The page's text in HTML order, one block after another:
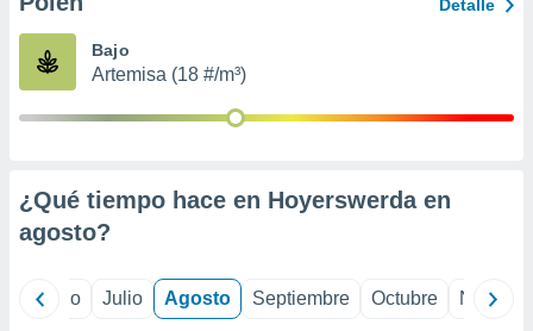
publicidad
Detalle
Bajo
Artemisa (18 #/m³)
¿Qué tiempo hace en Hoyerswerda en
agosto?
Junio Julio Agosto Septiembre Octubre